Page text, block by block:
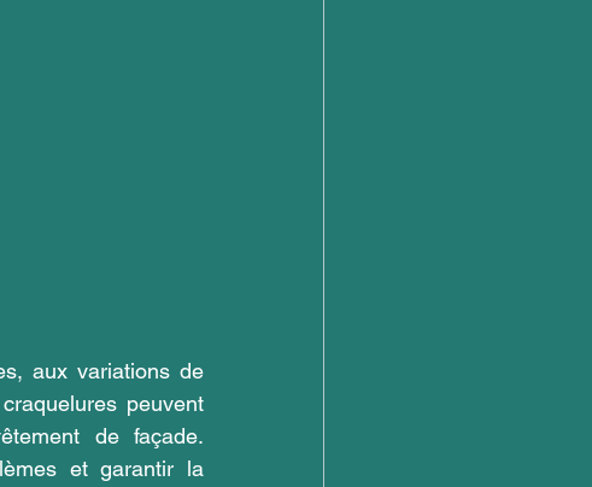
aux variations de
peuvent
de façade.
et garantir la